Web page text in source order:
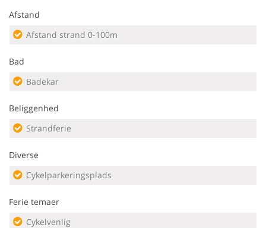
Afstand
Afstand strand 0-100m
Bad
Badekar
Beliggenhed
Strandferie
Diverse
Cykelparkeringsplads
Ferie temaer
Cykelvenlig